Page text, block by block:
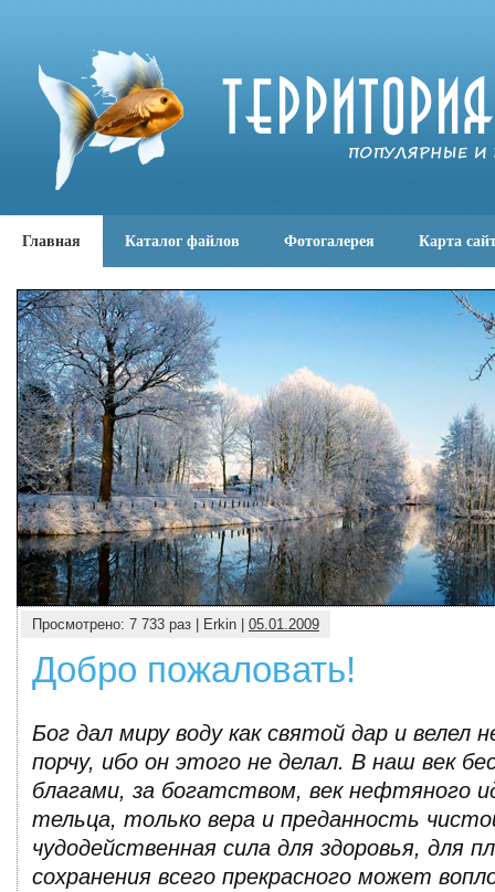
Главная Каталог файлов Фотогалерея Карта
Глобальная война за воду: является ли эта угроза
Глобальное изменение климата во многом влияет на водоснабжение, и ученые
последствиях нашей беззаботности.
Просмотрено: 7 733 раз | Erkin | 05.01.2009
Добро пожаловать!
Бог дал миру воду как святой дар и велел
порчу, ибо он этого не делал. В наш век
благами, за богатством, век нефтяного
тельца, только вера и преданность
чудодейственная сила для здоровья, для
сохранения всего прекрасного может